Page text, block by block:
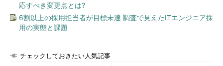
応すべき変更点とは?
6割以上の採用担当者が目標未達 調査で見えたITエンジニア採
用の実態と課題
チェックしておきたい人気記事